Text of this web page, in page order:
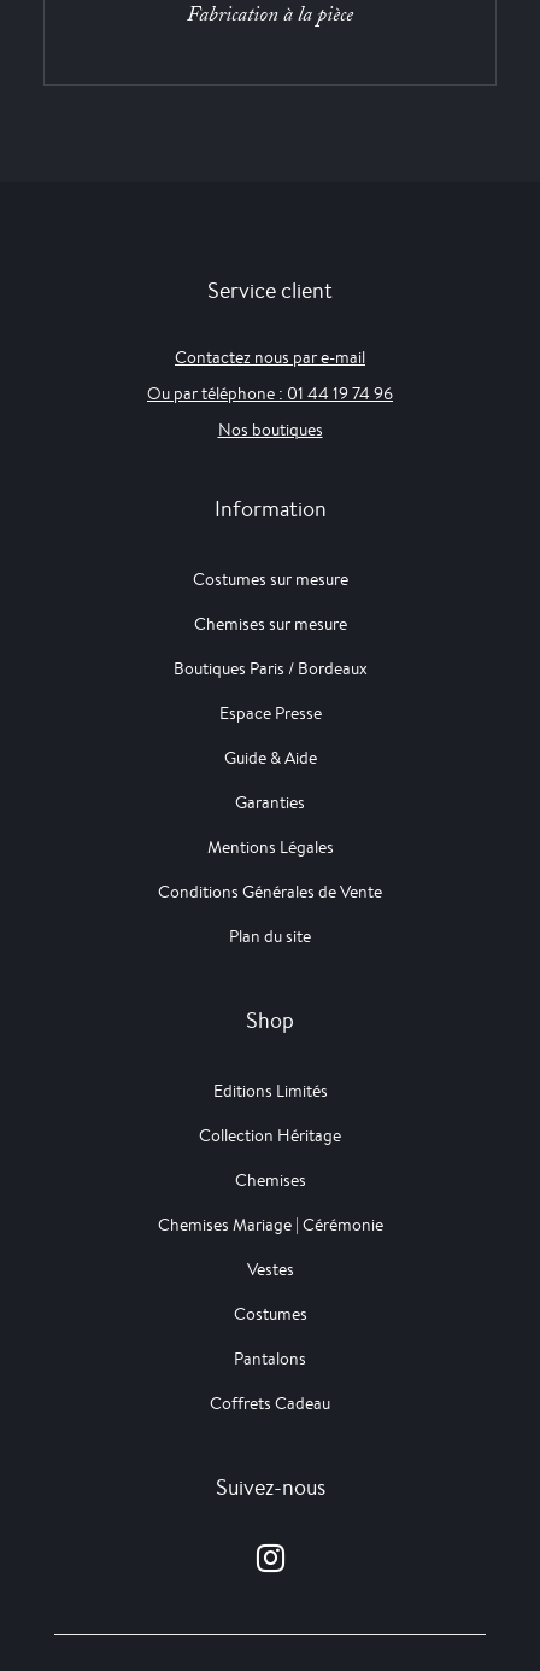
Fabrication à la pièce
Service client
Contactez nous par e-mail
Ou par téléphone : 01 44 19 74 96
Nos boutiques
Information
Costumes sur mesure
Chemises sur mesure
Boutiques Paris / Bordeaux
Espace Presse
Guide & Aide
Garanties
Mentions Légales
Conditions Générales de Vente
Plan du site
Shop
Editions Limités
Collection Héritage
Chemises
Chemises Mariage | Cérémonie
Vestes
Costumes
Pantalons
Coffrets Cadeau
Suivez-nous